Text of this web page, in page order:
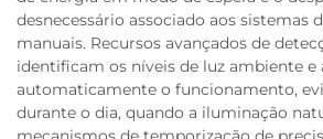
desnecessário associado aos sistemas
manuais. Recursos avançados de
identificam os níveis de luz ambiente e
automaticamente o funcionamento,
durante o dia, quando a iluminação